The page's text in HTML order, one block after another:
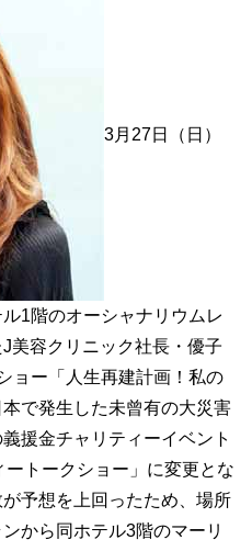
3月27日（日）
1階のオーシャナリウムレ
美容クリニック社長・優子
ョー「人生再建計画！私の
で発生した未曾有の大災害
援金チャリティーイベント
ートークショー」に変更とな
予想を上回ったため、場所
から同ホテル3階のマーリ